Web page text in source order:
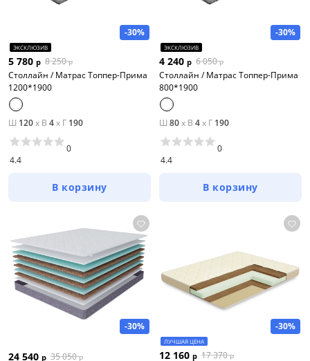
-30%
ЭКСКЛЮЗИВ
5 780 р 8 250 р
Столлайн / Матрас Топпер-Прима
1200*1900
Ш 120x В 4x Г 190
4.4
0
В корзину
-30%
ЭКСКЛЮЗИВ
4 240 р 6 050 р
Столлайн / Матрас Топпер-Прима
800*1900
Ш 80x В 4x Г 190
4.4
0
В корзину
-30%
24 540 р 35 050 р
-30%
ЛУЧШАЯ ЦЕНА
12 160 р 17 370 р